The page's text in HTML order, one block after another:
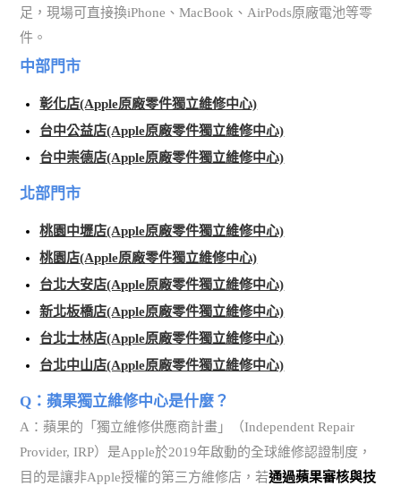
足，現場可直接換iPhone、MacBook、AirPods原廠電池等零
件。
中部門市
彰化店(Apple原廠零件獨立維修中心)
台中公益店(Apple原廠零件獨立維修中心)
台中崇德店(Apple原廠零件獨立維修中心)
北部門市
桃園中壢店(Apple原廠零件獨立維修中心)
桃園店(Apple原廠零件獨立維修中心)
台北大安店(Apple原廠零件獨立維修中心)
新北板橋店(Apple原廠零件獨立維修中心)
台北士林店(Apple原廠零件獨立維修中心)
台北中山店(Apple原廠零件獨立維修中心)
Q：蘋果獨立維修中心是什麼？
A：蘋果的「獨立維修供應商計畫」（Independent Repair
Provider, IRP）是Apple於2019年啟動的全球維修認證制度，
目的是讓非Apple授權的第三方維修店，若通過蘋果審核與技